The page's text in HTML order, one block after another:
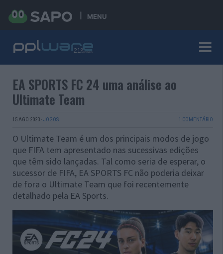
MENU
EA SPORTS FC 24 uma análise ao
Ultimate Team
15 AGO 2023 · JOGOS 1 COMENTÁRIO
O Ultimate Team é um dos principais modos de jogo
que FIFA tem apresentado nas sucessivas edições
que têm sido lançadas. Tal como seria de esperar, o
sucessor de FIFA, EA SPORTS FC não poderia deixar
de fora o Ultimate Team que foi recentemente
detalhado pela EA Sports.